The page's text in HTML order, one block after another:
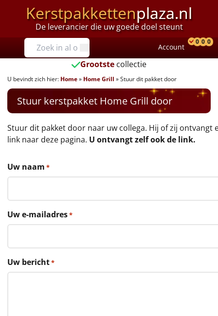
Kerstpakkettenplaza.nl
De leverancier die uw goede doel steunt
Prijzen
Tot €25
€25 tot €35
€35 tot €40
€40 tot €45
€50 tot €55
€55 tot €75
€75 tot €100
€100 en hoger
Alle kerstpakketten 2026
Account
0 0 0
Grootste collectie
U bevindt zich hier: Home» Home Grill »Stuur dit pakket door
Stuur kerstpakket Home Grill door
Stuur dit pakket door naar uw collega. Hij of zij ontvangt
link naar deze pagina. U ontvangt zelf ook de link.
Uw naam *
Uw e-mailadres*
Uw bericht*